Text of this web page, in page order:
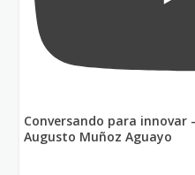
Conversando para innovar
Augusto Muñoz Aguayo